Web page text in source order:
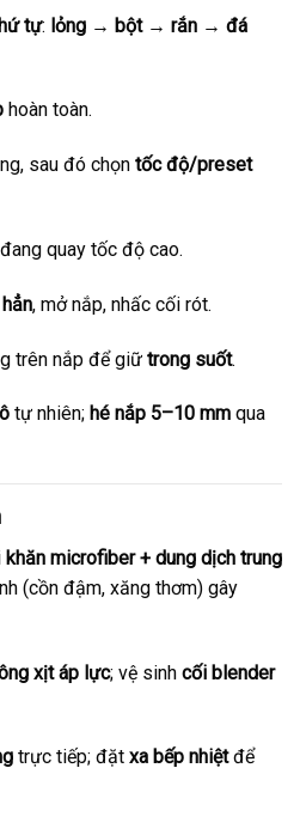
tự: lỏng → bột → rắn → đá
hoàn toàn.
sau đó chọn tốc độ/preset
quay tốc độ cao.
, mở nắp, nhấc cối rót.
trên nắp để giữ trong suốt.
tự nhiên; hé nắp 5–10 mmqua
khăn microfiber + dung dịch trung
(cồn đậm, xăng thơm) gây
xịt áp lực; vệ sinh cối blender
trực tiếp; đặt xa bếp nhiệtđể